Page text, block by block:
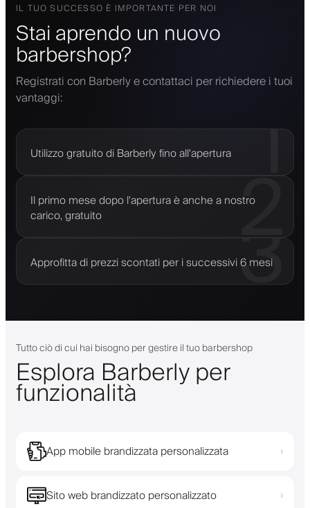
IL TUO SUCCESSO È IMPORTANTE PER NOI
Stai aprendo un nuovo
barbershop?
Registrati con Barberly e contattaci per richiedere i tuoi
vantaggi:
Utilizzo gratuito di Barberly fino all'apertura 1
Il primo mese dopo l'apertura è anche a nostro
carico, gratuito
2
Approfitta di prezzi scontati per i successivi 6 mesi
3
Tutto ciò di cui hai bisogno per gestire il tuo barbershop
Esplora Barberly per
funzionalità
App mobile brandizzata personalizzata ›
Sito web brandizzato personalizzato ›